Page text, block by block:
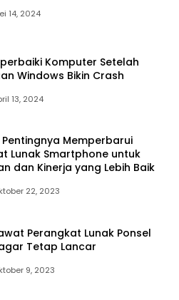
14, 2024
Komputer Setelah
Windows Bikin Crash
13, 2024
Memperbarui
Lunak Smartphone untuk
dan Kinerja yang Lebih Baik
22, 2023
Perangkat Lunak Ponsel
Tetap Lancar
9, 2023